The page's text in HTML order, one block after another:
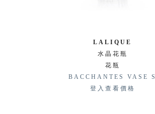
LALIQUE
水晶花瓶
花瓶
BACCHANTES VASE S
登入查看價格